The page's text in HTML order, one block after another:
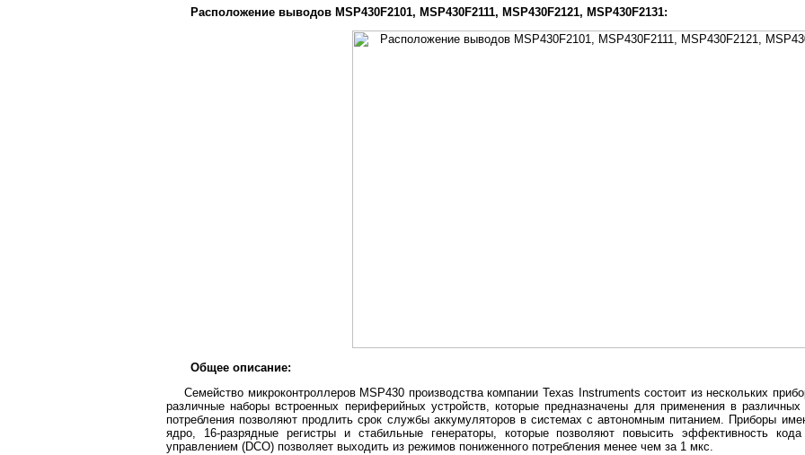
Расположение выводов MSP430F2101, MSP430F2111, MSP430F2121, MSP430F2131:
Общее описание:
Семейство микроконтроллеров MSP430 производства компании Texas Instruments состоит из нескольких
различные наборы встроенных периферийных устройств, которые предназначены для применения в
потребления позволяют продлить срок службы аккумуляторов в системах с автономным питанием. Приборы
ядро, 16-разрядные регистры и стабильные генераторы, которые позволяют повысить эффективность
управлением (DCO) позволяет выходить из режимов пониженного потребления менее чем за 1 мкс.